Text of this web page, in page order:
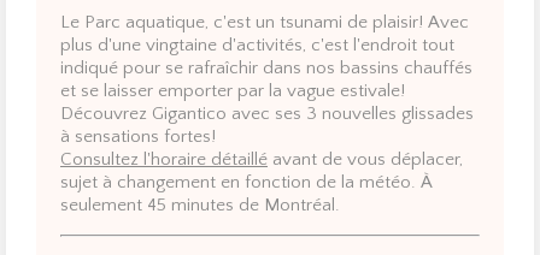
Le Parc aquatique, c'est un tsunami de plaisir! Avec
plus d'une vingtaine d'activités, c'est l'endroit tout
indiqué pour se rafraîchir dans nos bassins chauffés
et se laisser emporter par la vague estivale!
Découvrez Gigantico avec ses 3 nouvelles glissades
à sensations fortes!
Consultez l'horaire détaillé avant de vous déplacer,
sujet à changement en fonction de la météo. À
seulement 45 minutes de Montréal.